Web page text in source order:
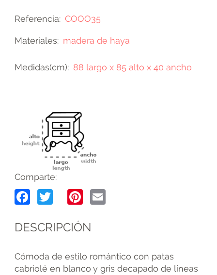
Referencia COOO35
Materiales madera de haya
Medidas(cm) 88 largo x 85 alto x 40 ancho
Comparte:
Facebook
TwitterPinterest
DESCRIPCIÓN
Cómoda de estilo romántico con patas
cabriolé en blanco y gris decapado de líneas